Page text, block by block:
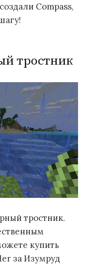
Compass,
тростник
тростник.
купить
за Изумруд